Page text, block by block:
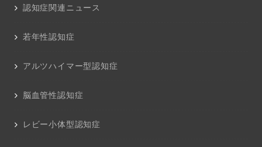
認知症関連ニュース
若年性認知症
アルツハイマー型認知症
脳血管性認知症
レビー小体型認知症